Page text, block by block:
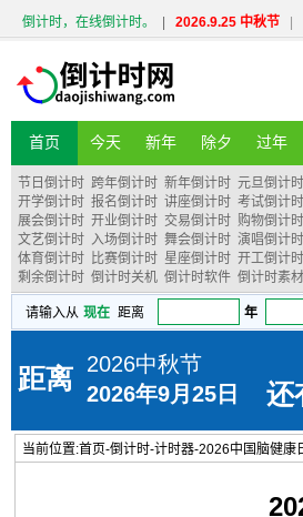
倒计时，在线倒计时。 2026.9.25 中秋节
首页 今天 新年 除夕 过年
节日倒计时 跨年倒计时 新年倒计时 元旦倒计时
开学倒计时 报名倒计时 讲座倒计时 考试倒计时
展会倒计时 开业倒计时 交易倒计时 购物倒计时
文艺倒计时 入场倒计时 舞会倒计时 演唱倒计时
体育倒计时 比赛倒计时 星座倒计时 开工倒计时
剩余倒计时 倒计时关机 倒计时软件 倒计时素材
当前位置:首页-倒计时-计时器-2026中国脑健康